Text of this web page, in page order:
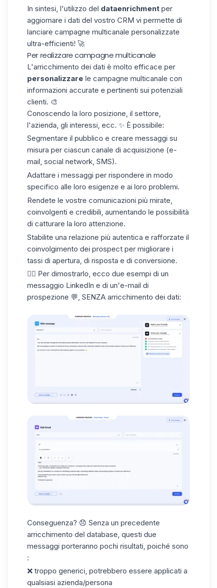
In sintesi, l'utilizzo del dataenrichment per
aggiornare i dati del vostro CRM vi permette di
lanciare campagne multicanale personalizzate
ultra-efficienti! 🚀
Per realizzare campagne multicanale
L'arricchimento dei dati è molto efficace per
personalizzare le campagne multicanale con
informazioni accurate e pertinenti sui potenziali
clienti. 🎨
Conoscendo la loro posizione, il settore,
l'azienda, gli interessi, ecc. ✨ È possibile:
Segmentare il pubblico e creare messaggi su
misura per ciascun canale di acquisizione (e-
mail, social network, SMS).
Adattare i messaggi per rispondere in modo
specifico alle loro esigenze e ai loro problemi.
Rendete le vostre comunicazioni più mirate,
coinvolgenti e credibili, aumentando le possibilità
di catturare la loro attenzione.
Stabilite una relazione più autentica e rafforzate il
coinvolgimento dei prospect per migliorare i
tassi di apertura, di risposta e di conversione.
👇🏼 Per dimostrarlo, ecco due esempi di un
messaggio LinkedIn e di un'e-mail di
prospezione 💬, SENZA arricchimento dei dati:
Conseguenza? 😞 Senza un precedente
arricchimento del database, questi due
messaggi porteranno pochi risultati, poiché sono
:
❌ troppo generici, potrebbero essere applicati a
qualsiasi azienda/persona